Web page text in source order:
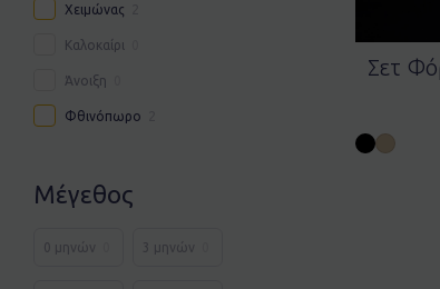
Χειμώνας
Καλοκαίρι
Άνοιξη
Φθινόπωρο
Μέγεθος
0 μηνών 3 μηνών
Σετ